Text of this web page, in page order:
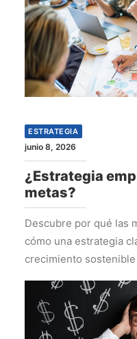
ESTRATEGIA
junio 8, 2026
¿Estrategia
metas?
Descubre por qué las
cómo una estrategia
crecimiento